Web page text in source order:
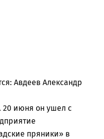
Авдеев Александр
20 июня он ушел с
пряники» в